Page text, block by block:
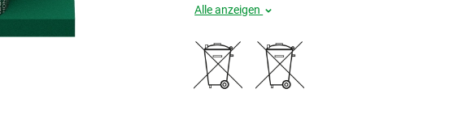
Alle anzeigen